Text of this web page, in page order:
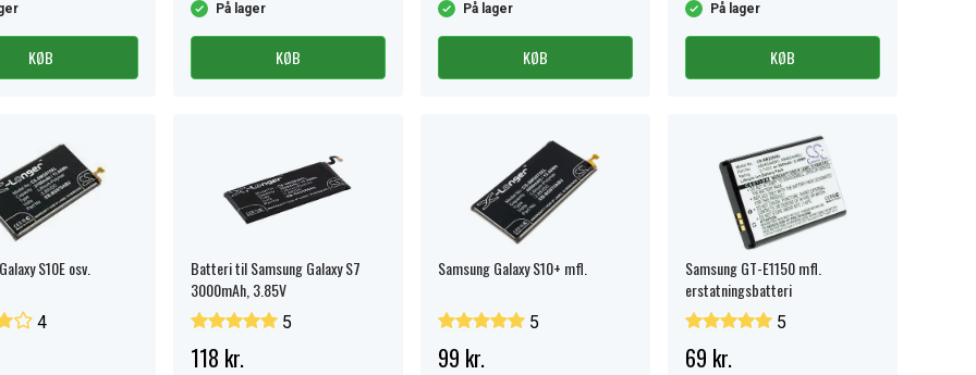
KØB
På lager
KØB
På lager
KØB
På lager
KØB
S10E osv.
4
Batteri til Samsung Galaxy S7
3000mAh, 3.85V
5
118 kr.
Samsung Galaxy S10+ mfl.
5
99 kr.
Samsung GT-E1150 mfl.
erstatningsbatteri
5
69 kr.